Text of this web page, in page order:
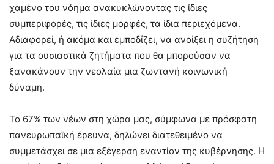
χαμένο του νόημα ανακυκλώνοντας τις ίδιες
συμπεριφορές, τις ίδιες μορφές, τα ίδια περιεχόμενα.
Αδιαφορεί, ή ακόμα και εμποδίζει, να ανοίξει η συζήτηση
για τα ουσιαστικά ζητήματα που θα μπορούσαν να
ξανακάνουν την νεολαία μια ζωντανή κοινωνική
δύναμη.
Το 67% των νέων στη χώρα μας, σύμφωνα με πρόσφατη
πανευρωπαϊκή έρευνα, δηλώνει διατεθειμένο να
συμμετάσχει σε μια εξέγερση εναντίον της κυβέρνησης. Η